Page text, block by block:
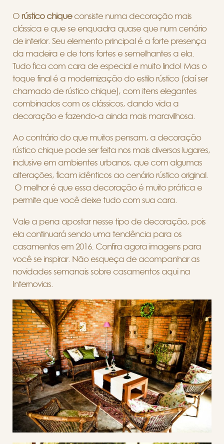
O rústico chiqueconsiste numa decoração mais
clássica e que se enquadra quase que num cenário
de interior. Seu elemento principal é a forte presença
da madeira e de tons fortes e semelhantes a ela.
Tudo fica com cara de especial e muito lindo! Mas o
toque final é a modernização do estilo rústico (daí ser
chamado de rústico chique), com itens elegantes
combinados com os clássicos, dando vida a
decoração e fazendo-a ainda mais maravilhosa.
Ao contrário do que muitos pensam, a decoração
rústico chique pode ser feita nos mais diversos lugares,
inclusive em ambientes urbanos, que com algumas
alterações, ficam idênticos ao cenário rústico original.
O melhor é que essa decoração é muito prática e
permite que você deixe tudo com sua cara.
Vale a pena apostar nesse tipo de decoração, pois
ela continuará sendo uma tendência para os
casamentos em 2016. Confira agora imagens para
você se inspirar. Não esqueça de acompanhar as
novidades semanais sobre casamentos aqui na
Internovias.